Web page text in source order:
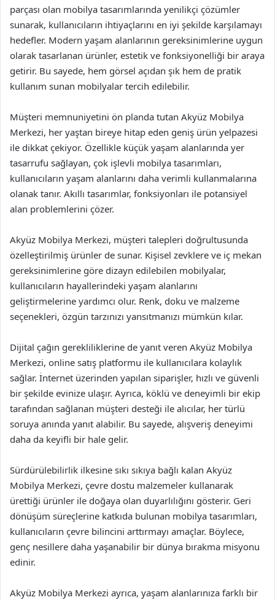
parçası olan mobilya tasarımlarında yenilikçi çözümler
sunarak, kullanıcıların ihtiyaçlarını en iyi şekilde karşılamayı
hedefler. Modern yaşam alanlarının gereksinimlerine uygun
olarak tasarlanan ürünler, estetik ve fonksiyonelliği bir araya
getirir. Bu sayede, hem görsel açıdan şık hem de pratik
kullanım sunan mobilyalar tercih edilebilir.
Müşteri memnuniyetini ön planda tutan Akyüz Mobilya
Merkezi, her yaştan bireye hitap eden geniş ürün yelpazesi
ile dikkat çekiyor. Özellikle küçük yaşam alanlarında yer
tasarrufu sağlayan, çok işlevli mobilya tasarımları,
kullanıcıların yaşam alanlarını daha verimli kullanmalarına
olanak tanır. Akıllı tasarımlar, fonksiyonları ile potansiyel
alan problemlerini çözer.
Akyüz Mobilya Merkezi, müşteri talepleri doğrultusunda
özelleştirilmiş ürünler de sunar. Kişisel zevklere ve iç mekan
gereksinimlerine göre dizayn edilebilen mobilyalar,
kullanıcıların hayallerindeki yaşam alanlarını
geliştirmelerine yardımcı olur. Renk, doku ve malzeme
seçenekleri, özgün tarzınızı yansıtmanızı mümkün kılar.
Dijital çağın gerekliliklerine de yanıt veren Akyüz Mobilya
Merkezi, online satış platformu ile kullanıcılara kolaylık
sağlar. İnternet üzerinden yapılan siparişler, hızlı ve güvenli
bir şekilde evinize ulaşır. Ayrıca, köklü ve deneyimli bir ekip
tarafından sağlanan müşteri desteği ile alıcılar, her türlü
soruya anında yanıt alabilir. Bu sayede, alışveriş deneyimi
daha da keyifli bir hale gelir.
Sürdürülebilirlik ilkesine sıkı sıkıya bağlı kalan Akyüz
Mobilya Merkezi, çevre dostu malzemeler kullanarak
ürettiği ürünler ile doğaya olan duyarlılığını gösterir. Geri
dönüşüm süreçlerine katkıda bulunan mobilya tasarımları,
kullanıcıların çevre bilincini arttırmayı amaçlar. Böylece,
genç nesillere daha yaşanabilir bir dünya bırakma misyonu
edinir.
Akyüz Mobilya Merkezi ayrıca, yaşam alanlarınıza farklı bir